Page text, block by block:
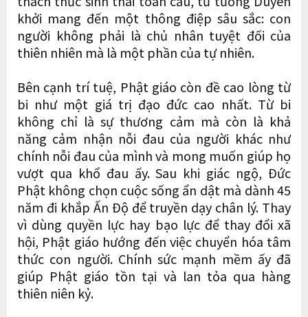
khởi mang đến một thông điệp sâu sắc: con
người không phải là chủ nhân tuyệt đối của
thiên nhiên mà là một phần của tự nhiên.
Bên cạnh trí tuệ, Phật giáo còn đề cao lòng từ
bi như một giá trị đạo đức cao nhất. Từ bi
không chỉ là sự thương cảm mà còn là khả
năng cảm nhận nỗi đau của người khác như
chính nỗi đau của mình và mong muốn giúp họ
vượt qua khổ đau ấy. Sau khi giác ngộ, Đức
Phật không chọn cuộc sống ẩn dật mà dành 45
năm đi khắp Ấn Độ để truyền dạy chân lý. Thay
vì dùng quyền lực hay bạo lực để thay đổi xã
hội, Phật giáo hướng đến việc chuyển hóa tâm
thức con người. Chính sức mạnh mềm ấy đã
giúp Phật giáo tồn tại và lan tỏa qua hàng
thiên niên kỷ.